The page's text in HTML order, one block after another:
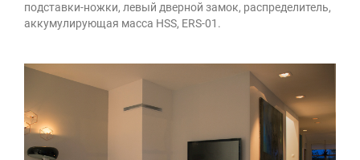
подставки-ножки, левый дверной замок, распределитель,
аккумулирующая масса HSS, ERS-01.